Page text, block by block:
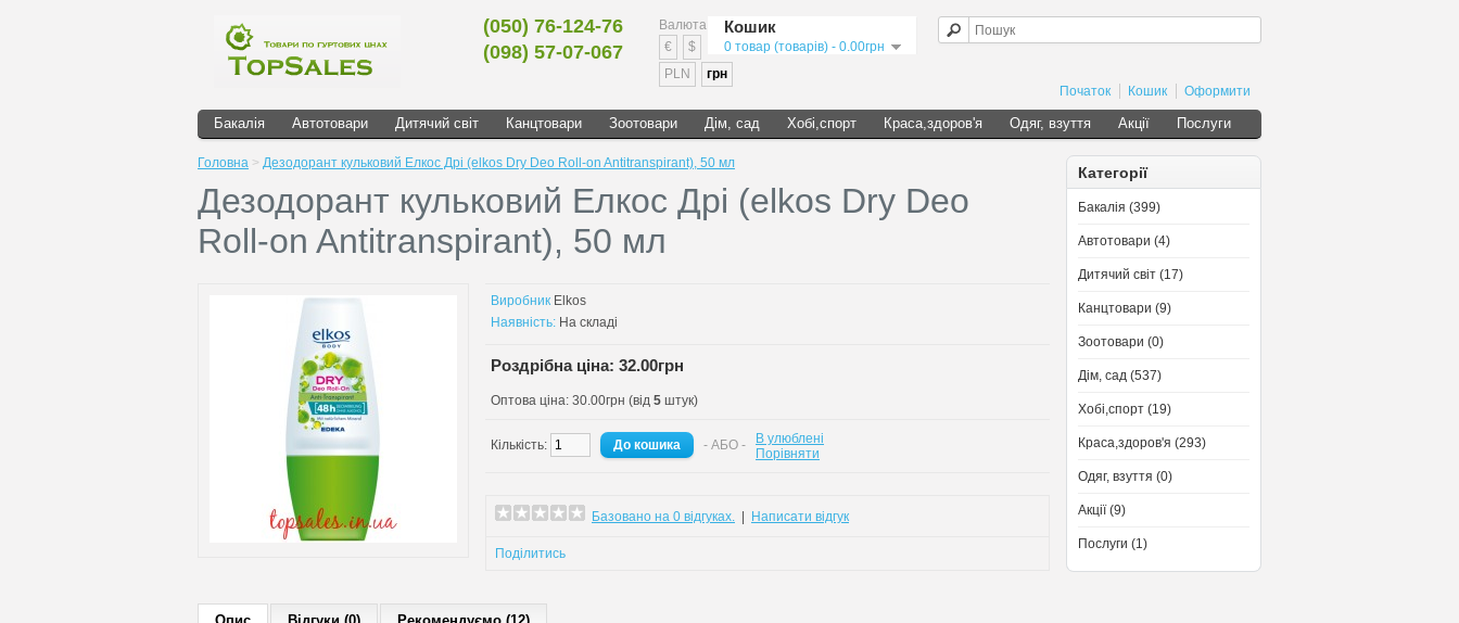
(050) 76-124-76
(098) 57-07-067
Валюта
€
$
PLN
грн
Кошик
0 товар (товарів) - 0.00грн
Початок Кошик Оформити
Бакалія Автотовари Дитячий світ Канцтовари Зоотовари Дім, сад Хобі,спорт Краса,здоров'я Одяг, взуття Акції Послуги
Категорії
Бакалія (399)
Автотовари (4)
Дитячий світ (17)
Канцтовари (9)
Зоотовари (0)
Дім, сад (537)
Хобі,спорт (19)
Краса,здоров'я (293)
Одяг, взуття (0)
Акції (9)
Послуги (1)
Головна > Дезодорант кульковий Елкос Дрі (elkos Dry Deo Roll-on Antitranspirant), 50 мл
Дезодорант кульковий Елкос Дрі (elkos Dry Deo
Roll-on Antitranspirant), 50 мл
Виробник Elkos
Наявність: На складі
Роздрібна ціна: 32.00грн
Оптова ціна: 30.00грн (від 5 штук)
Кількість: - АБО -
В улюблені
Порівняти
Базовано на 0 відгуках. Написати відгук
Поділитись